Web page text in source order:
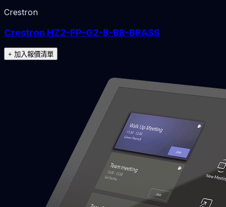
Crestron
Crestron HZ2-FP-G2-B-BR-BRASS
+ 加入報價清單